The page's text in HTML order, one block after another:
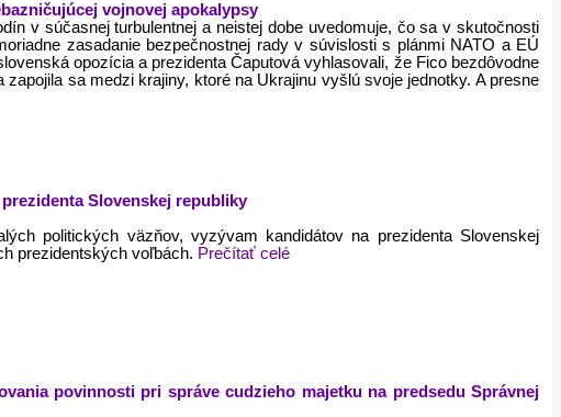
vojnovej apokalypsy
v súčasnej turbulentnej a neistej dobe uvedomuje, čo sa v skutočnosti
zasadanie bezpečnostnej rady v súvislosti s plánmi NATO a EÚ
opozícia a prezidenta Čaputová vyhlasovali, že Fico bezdôvodne
sa medzi krajiny, ktoré na Ukrajinu vyšlú svoje jednotky. A presne
Slovenskej republiky
politických väzňov, vyzývam kandidátov na prezidenta Slovenskej
prezidentských voľbách. Prečítať celé
povinnosti pri správe cudzieho majetku na predsedu Správnej